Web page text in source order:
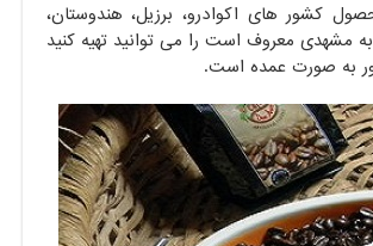
کشور های اکوادرو، برزیل، هندوستان،
مشهدی معروف است را می توانید تهیه کنید
به صورت عمده است.